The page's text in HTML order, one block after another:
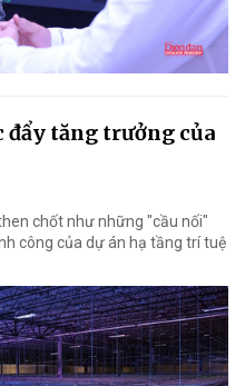
đẩy tăng trưởng của
chốt như những "cầu nối"
công của dự án hạ tầng trí tuệ